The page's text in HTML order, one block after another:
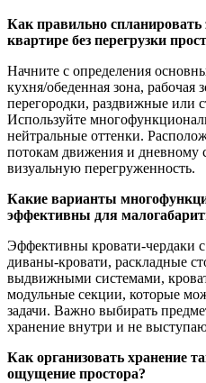
Как правильно
квартире без перегрузки
Начните с определения
кухня/обеденная зона,
перегородки, раздвижные или
Используйте
нейтральные оттенки.
потокам движения и дневному
визуальную перегруженность.
Какие варианты
эффективны для
Эффективны кровати-чердаки
диваны-кровати, раскладные
выдвижными системами,
модульные секции, которые
задачи. Важно выбирать
хранение внутри и не
Как организовать хранение
ощущение простора?